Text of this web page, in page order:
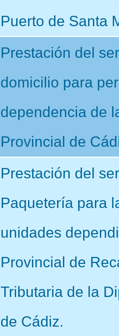
Puerto de Santa
Prestación del
domicilio para
dependencia de
Provincial de
Prestación del
Paquetería para
unidades
Provincial de
Tributaria de la
de Cádiz.